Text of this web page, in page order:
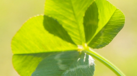
＞
わら ＞